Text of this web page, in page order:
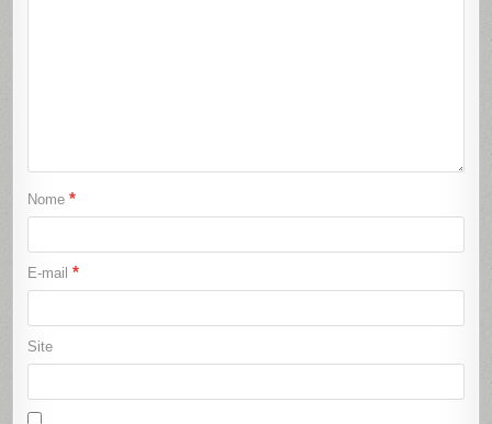
Nome*
E-mail*
Site